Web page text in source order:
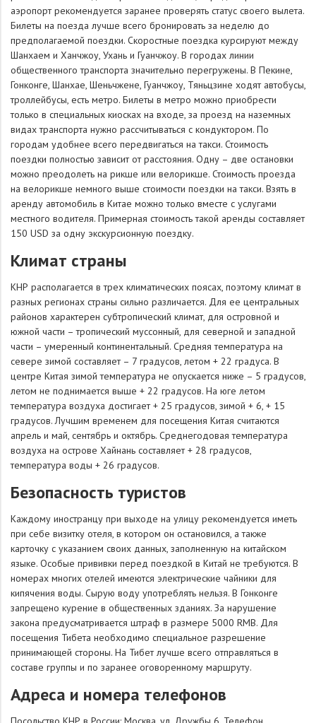
аэропорт рекомендуется заранее проверять статус своего вылета.
Билеты на поезда лучше всего бронировать за неделю до
предполагаемой поездки. Скоростные поездка курсируют между
Шанхаем и Ханчжоу, Ухань и Гуанчжоу. В городах линии
общественного транспорта значительно перегружены. В Пекине,
Гонконге, Шанхае, Шеньчжене, Гуанчжоу, Тяньцзине ходят автобусы,
троллейбусы, есть метро. Билеты в метро можно приобрести
только в специальных киосках на входе, за проезд на наземных
видах транспорта нужно рассчитываться с кондуктором. По
городам удобнее всего передвигаться на такси. Стоимость
поездки полностью зависит от расстояния. Одну – две остановки
можно преодолеть на рикше или велорикше. Стоимость проезда
на велорикше немного выше стоимости поездки на такси. Взять в
аренду автомобиль в Китае можно только вместе с услугами
местного водителя. Примерная стоимость такой аренды составляет
150 USD за одну экскурсионную поездку.
Климат страны
КНР располагается в трех климатических поясах, поэтому климат в
разных регионах страны сильно различается. Для ее центральных
районов характерен субтропический климат, для островной и
южной части – тропический муссонный, для северной и западной
части – умеренный континентальный. Средняя температура на
севере зимой составляет – 7 градусов, летом + 22 градуса. В
центре Китая зимой температура не опускается ниже – 5 градусов,
летом не поднимается выше + 22 градусов. На юге летом
температура воздуха достигает + 25 градусов, зимой + 6, + 15
градусов. Лучшим временем для посещения Китая считаются
апрель и май, сентябрь и октябрь. Среднегодовая температура
воздуха на острове Хайнань составляет + 28 градусов,
температура воды + 26 градусов.
Безопасность туристов
Каждому иностранцу при выходе на улицу рекомендуется иметь
при себе визитку отеля, в котором он остановился, а также
карточку с указанием своих данных, заполненную на китайском
языке. Особые прививки перед поездкой в Китай не требуются. В
номерах многих отелей имеются электрические чайники для
кипячения воды. Сырую воду употреблять нельзя. В Гонконге
запрещено курение в общественных зданиях. За нарушение
закона предусматривается штраф в размере 5000 RMB. Для
посещения Тибета необходимо специальное разрешение
принимающей стороны. На Тибет лучше всего отправляться в
составе группы и по заранее оговоренному маршруту.
Адреса и номера телефонов